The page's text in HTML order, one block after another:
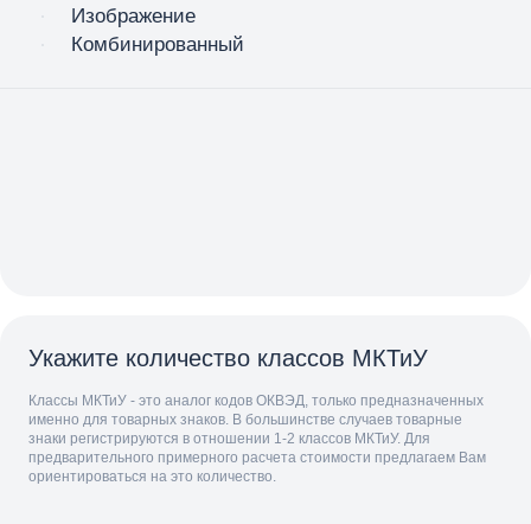
Изображение
Комбинированный
Укажите количество классов МКТиУ
Классы МКТиУ - это аналог кодов ОКВЭД, только предназначенных
именно для товарных знаков. В большинстве случаев товарные
знаки регистрируются в отношении 1-2 классов МКТиУ. Для
предварительного примерного расчета стоимости предлагаем Вам
ориентироваться на это количество.